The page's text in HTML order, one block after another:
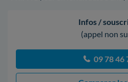
Infos /
(appel non
09 78 46